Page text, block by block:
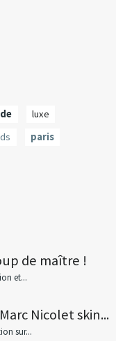
luxe
paris
de maître !
et...
Nicolet skin...
sur...